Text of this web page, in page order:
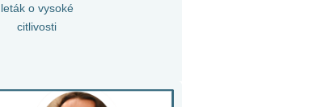
leták o vysoké
citlivosti